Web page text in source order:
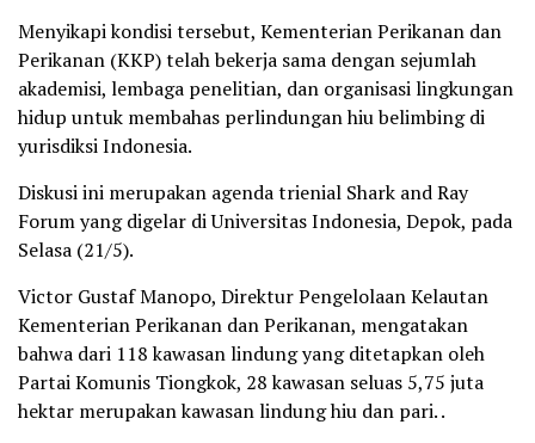
Menyikapi kondisi tersebut, Kementerian Perikanan dan
Perikanan (KKP) telah bekerja sama dengan sejumlah
akademisi, lembaga penelitian, dan organisasi lingkungan
hidup untuk membahas perlindungan hiu belimbing di
yurisdiksi Indonesia.
Diskusi ini merupakan agenda trienial Shark and Ray
Forum yang digelar di Universitas Indonesia, Depok, pada
Selasa (21/5).
Victor Gustaf Manopo, Direktur Pengelolaan Kelautan
Kementerian Perikanan dan Perikanan, mengatakan
bahwa dari 118 kawasan lindung yang ditetapkan oleh
Partai Komunis Tiongkok, 28 kawasan seluas 5,75 juta
hektar merupakan kawasan lindung hiu dan pari. .